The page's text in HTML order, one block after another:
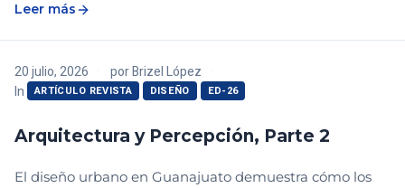
Leer más
20 julio, 2026 porBrizel López
In
ARTÍCULO REVISTA DISEÑO ED-26
Arquitectura y Percepción, Parte 2
El diseño urbano en Guanajuato demuestra cómo los